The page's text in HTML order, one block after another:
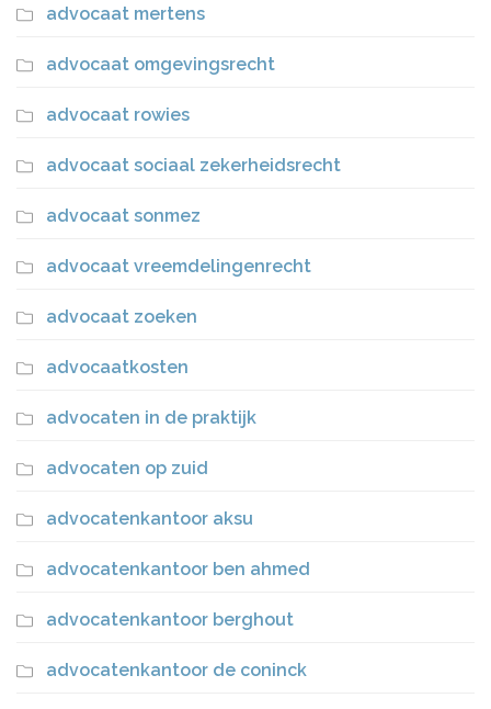
advocaat mertens
advocaat omgevingsrecht
advocaat rowies
advocaat sociaal zekerheidsrecht
advocaat sonmez
advocaat vreemdelingenrecht
advocaat zoeken
advocaatkosten
advocaten in de praktijk
advocaten op zuid
advocatenkantoor aksu
advocatenkantoor ben ahmed
advocatenkantoor berghout
advocatenkantoor de coninck